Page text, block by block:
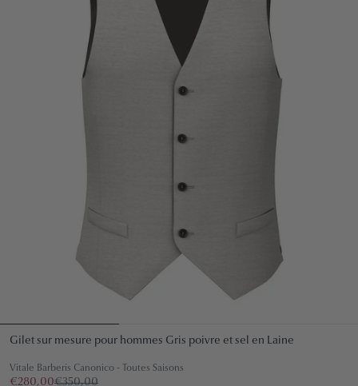
Gilet sur mesure pour hommes Gris poivre et sel en Laine
Vitale Barberis Canonico - Toutes Saisons
€280,00€350,00